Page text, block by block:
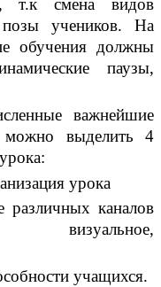
т.к смена видов
позы учеников. На
обучения должны
паузы,
важнейшие
можно выделить 4
урока
каналов
визуальное,
учащихся.